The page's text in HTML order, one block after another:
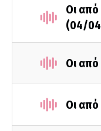
Οι
(04/
Οι
Οι